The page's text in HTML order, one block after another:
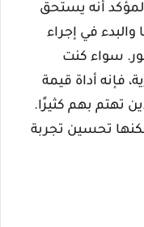
أنه يستحق
والبدء في إجراء
سواء كنت
فإنه أداة قيمة
تهتم بهم كثيرًا.
تحسين تجربة